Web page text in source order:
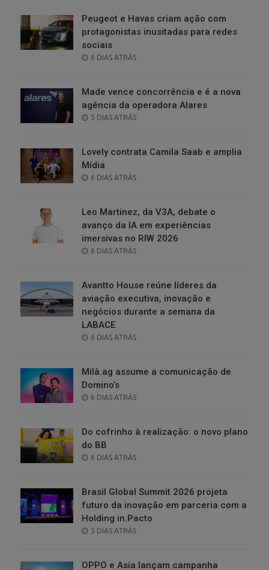
Peugeot e Havas criam ação com
protagonistas inusitadas para redes
sociais
POSTED
6 DIAS ATRÁS
Made vence concorrência e é a nova
agência da operadora Alares
POSTED
5 DIAS ATRÁS
Lovely contrata Camila Saab e amplia
Mídia
POSTED
6 DIAS ATRÁS
Leo Martinez, da V3A, debate o
avanço da IA em experiências
imersivas no RIW 2026
POSTED
6 DIAS ATRÁS
Avantto House reúne líderes da
aviação executiva, inovação e
negócios durante a semana da
LABACE
POSTED
6 DIAS ATRÁS
Milà.ag assume a comunicação de
Domino’s
POSTED
6 DIAS ATRÁS
Do cofrinho à realização: o novo plano
do BB
POSTED
6 DIAS ATRÁS
Brasil Global Summit 2026 projeta
futuro da inovação em parceria com a
Holding in.Pacto
POSTED
5 DIAS ATRÁS
OPPO e Asia lançam campanha